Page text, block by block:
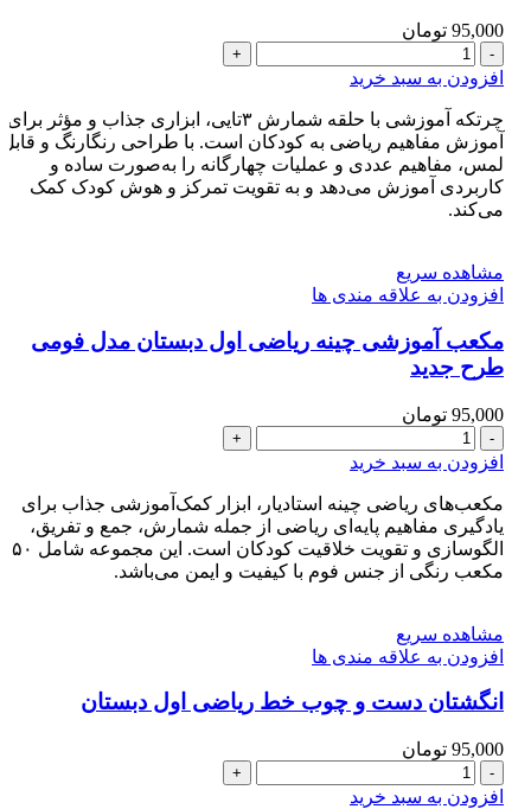
95,000 تومان
چرتکه
آموزشی
اول
و
دوم
دبستان
طرح
افزودن به سبد خرید
چرتکه آموزشی با حلقه شمارش ۳تایی، ابزاری جذاب و مؤثر برای
آموزش مفاهیم ریاضی به کودکان است. با طراحی رنگارنگ و قابل
لمس، مفاهیم عددی و عملیات چهارگانه را به‌صورت ساده و
کاربردی آموزش می‌دهد و به تقویت تمرکز و هوش کودک کمک
می‌کند.
مشاهده سریع
افزودن به علاقه مندی ها
مکعب آموزشی چینه ریاضی اول دبستان مدل فومی
طرح جدید
95,000 تومان
مکعب
آموزشی
ریاضی
اول
دبستان
مدل
جدید
عدد
افزودن به سبد خرید
مکعب‌های ریاضی چینه استادیار، ابزار کمک‌آموزشی جذاب برای
یادگیری مفاهیم پایه‌ای ریاضی از جمله شمارش، جمع و تفریق،
الگو‌سازی و تقویت خلاقیت کودکان است. این مجموعه شامل ۵۰
مکعب رنگی از جنس فوم با کیفیت و ایمن می‌باشد.
مشاهده سریع
افزودن به علاقه مندی ها
انگشتان دست و چوب خط ریاضی اول دبستان
95,000 تومان
انگشتان
دست
افزودن به سبد خرید